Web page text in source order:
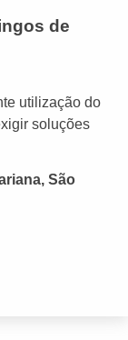
de
utilização do
soluções
São